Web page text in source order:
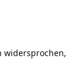
widersprochen,